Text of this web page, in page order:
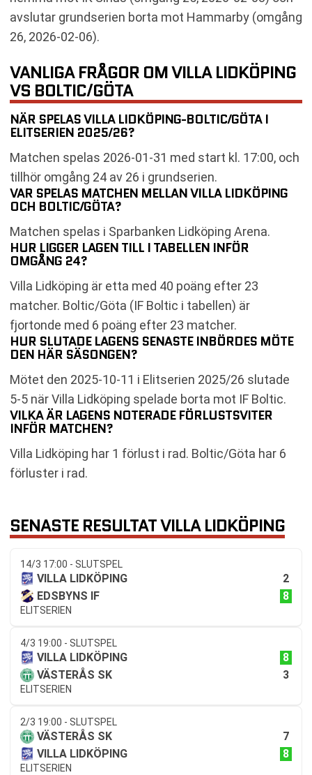
avslutar grundserien borta mot Hammarby (omgång
26, 2026-02-06).
VANLIGA FRÅGOR OM VILLA LIDKÖPING
VS BOLTIC/GÖTA
NÄR SPELAS VILLA LIDKÖPING-BOLTIC/GÖTA I
ELITSERIEN 2025/26?
Matchen spelas 2026-01-31 med start kl. 17:00, och
tillhör omgång 24 av 26 i grundserien.
VAR SPELAS MATCHEN MELLAN VILLA LIDKÖPING
OCH BOLTIC/GÖTA?
Matchen spelas i Sparbanken Lidköping Arena.
HUR LIGGER LAGEN TILL I TABELLEN INFÖR
OMGÅNG 24?
Villa Lidköping är etta med 40 poäng efter 23
matcher. Boltic/Göta (IF Boltic i tabellen) är
fjortonde med 6 poäng efter 23 matcher.
HUR SLUTADE LAGENS SENASTE INBÖRDES MÖTE
DEN HÄR SÄSONGEN?
Mötet den 2025-10-11 i Elitserien 2025/26 slutade
5-5 när Villa Lidköping spelade borta mot IF Boltic.
VILKA ÄR LAGENS NOTERADE FÖRLUSTSVITER
INFÖR MATCHEN?
Villa Lidköping har 1 förlust i rad. Boltic/Göta har 6
förluster i rad.
SENASTE RESULTAT VILLA LIDKÖPING
14/3 17:00 - SLUTSPEL
VILLA LIDKÖPING
2
EDSBYNS IF
8
ELITSERIEN
4/3 19:00 - SLUTSPEL
VILLA LIDKÖPING
8
VÄSTERÅS SK
3
ELITSERIEN
2/3 19:00 - SLUTSPEL
VÄSTERÅS SK
7
VILLA LIDKÖPING
8
ELITSERIEN